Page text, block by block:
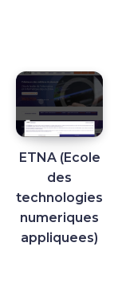
ETNA (Ecole
des
technologies
numeriques
appliquees)